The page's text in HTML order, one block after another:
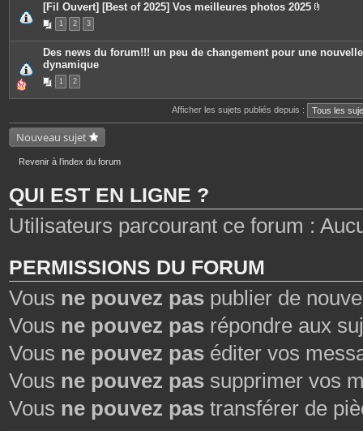
[Fil Ouvert] [Best of 2025] Vos meilleures photos 2025
c
e
n
t
e
1 2 3
Des news du forum!!! un peu de changement pour une nouvelle
dynamique
1 2
Afficher les sujets publiés depuis :
Nouveau sujet
Revenir à l’index du forum
QUI EST EN LIGNE ?
Utilisateurs parcourant ce forum :
PERMISSIONS DU FORUM
Vous ne pouvez pas publier de
Vous ne pouvez pas répondre aux
Vous ne pouvez pas éditer vos
Vous ne pouvez pas supprimer vos
Vous ne pouvez pas transférer de